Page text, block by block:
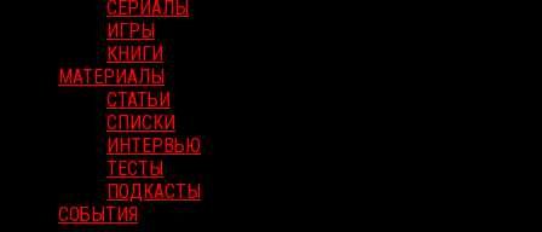
СЕРИАЛЫ
ИГРЫ
КНИГИ
МАТЕРИАЛЫ
СТАТЬИ
СПИСКИ
ИНТЕРВЬЮ
ТЕСТЫ
ПОДКАСТЫ
СОБЫТИЯ